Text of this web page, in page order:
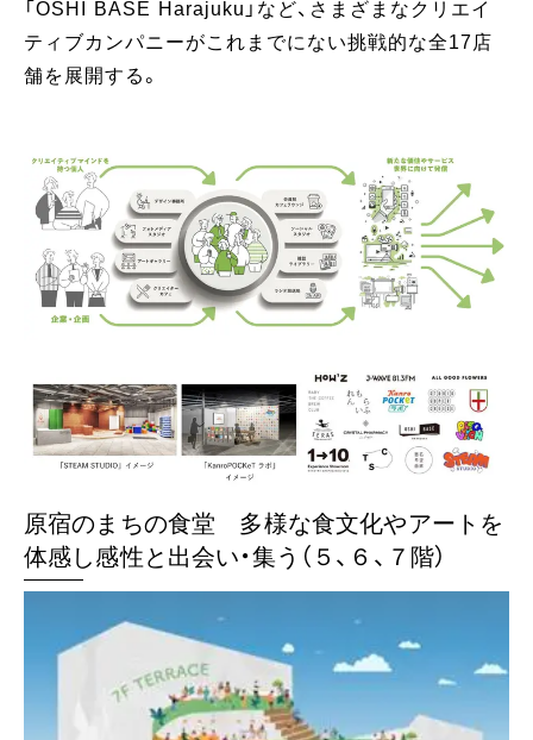
「OSHI BASE Harajuku」など、さまざまなクリエイ
ティブカンパニーがこれまでにない挑戦的な全17店
舗を展開する。
原宿のまちの食堂 多様な食文化やアートを
体感し感性と出会い・集う（５、６、７階）